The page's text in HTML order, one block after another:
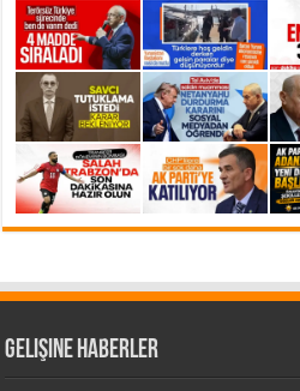
Gelişine Haberler